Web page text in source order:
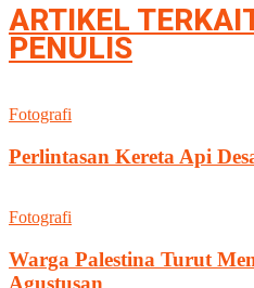
ARTIKEL
PENULIS
Fotografi
Perlintasan Kereta Api
Fotografi
Warga Palestina Turut
Agustusan